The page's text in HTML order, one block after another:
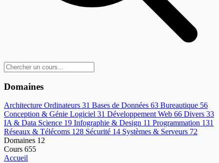
Domaines
Architecture Ordinateurs 31 Bases de Données 63 Bureautique 56
Conception & Génie Logiciel 31 Développement Web 66 Divers 33
IA & Data Science 19 Infographie & Design 11 Programmation 131
Réseaux & Télécoms 128 Sécurité 14 Systèmes & Serveurs 72
Domaines 12
Cours 655
Accueil